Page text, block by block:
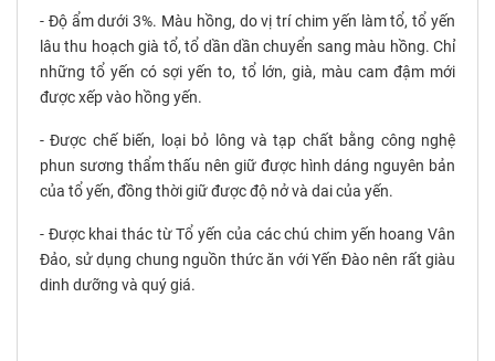
- Độ ẩm dưới 3%. Màu hồng, do vị trí chim yến làm tổ, tổ yến
lâu thu hoạch già tổ, tổ dần dần chuyển sang màu hồng. Chỉ
những tổ yến có sợi yến to, tổ lớn, già, màu cam đậm mới
được xếp vào hồng yến.
- Được chế biến, loại bỏ lông và tạp chất bằng công nghệ
phun sương thẩm thấu nên giữ được hình dáng nguyên bản
của tổ yến, đồng thời giữ được độ nở và dai của yến.
- Được khai thác từ Tổ yến của các chú chim yến hoang Vân
Đảo, sử dụng chung nguồn thức ăn với Yến Đào nên rất giàu
dinh dưỡng và quý giá.